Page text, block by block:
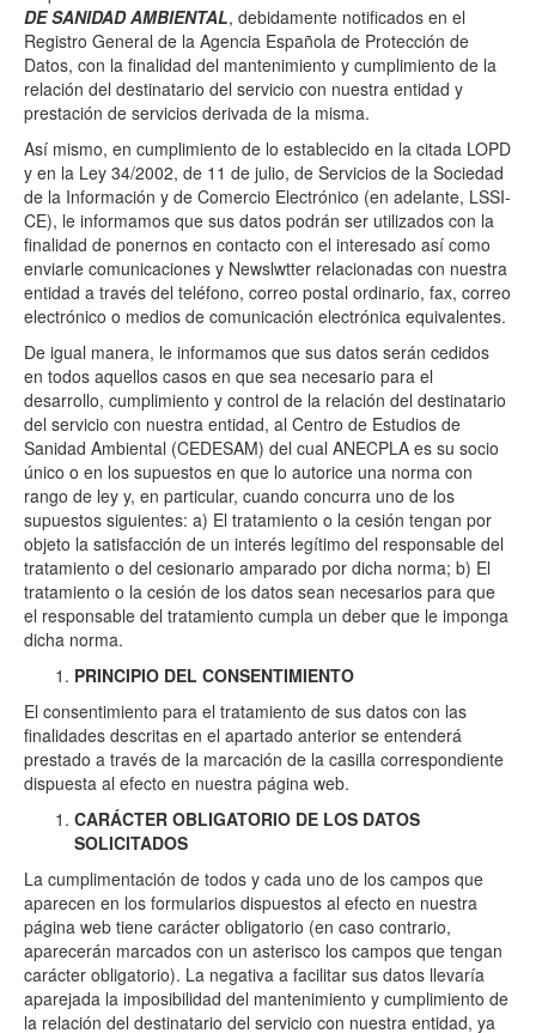
DE SANIDAD AMBIENTAL, debidamente notificados en el
Registro General de la Agencia Española de Protección de
Datos, con la finalidad del mantenimiento y cumplimiento de la
relación del destinatario del servicio con nuestra entidad y
prestación de servicios derivada de la misma.
Así mismo, en cumplimiento de lo establecido en la citada LOPD
y en la Ley 34/2002, de 11 de julio, de Servicios de la Sociedad
de la Información y de Comercio Electrónico (en adelante, LSSI-
CE), le informamos que sus datos podrán ser utilizados con la
finalidad de ponernos en contacto con el interesado así como
enviarle comunicaciones y Newslwtter relacionadas con nuestra
entidad a través del teléfono, correo postal ordinario, fax, correo
electrónico o medios de comunicación electrónica equivalentes.
De igual manera, le informamos que sus datos serán cedidos
en todos aquellos casos en que sea necesario para el
desarrollo, cumplimiento y control de la relación del destinatario
del servicio con nuestra entidad, al Centro de Estudios de
Sanidad Ambiental (CEDESAM) del cual ANECPLA es su socio
único o en los supuestos en que lo autorice una norma con
rango de ley y, en particular, cuando concurra uno de los
supuestos siguientes: a) El tratamiento o la cesión tengan por
objeto la satisfacción de un interés legítimo del responsable del
tratamiento o del cesionario amparado por dicha norma; b) El
tratamiento o la cesión de los datos sean necesarios para que
el responsable del tratamiento cumpla un deber que le imponga
dicha norma.
PRINCIPIO DEL CONSENTIMIENTO
El consentimiento para el tratamiento de sus datos con las
finalidades descritas en el apartado anterior se entenderá
prestado a través de la marcación de la casilla correspondiente
dispuesta al efecto en nuestra página web.
CARÁCTER OBLIGATORIO DE LOS DATOS
SOLICITADOS
La cumplimentación de todos y cada uno de los campos que
aparecen en los formularios dispuestos al efecto en nuestra
página web tiene carácter obligatorio (en caso contrario,
aparecerán marcados con un asterisco los campos que tengan
carácter obligatorio). La negativa a facilitar sus datos llevaría
aparejada la imposibilidad del mantenimiento y cumplimiento de
la relación del destinatario del servicio con nuestra entidad, ya